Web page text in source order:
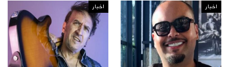
اخبار اخبار